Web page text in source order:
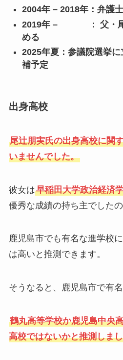
2004年 – 2018年：弁護
2019年 – ： 父・尾
める
2025年夏：参議院選挙
補予定
出身高校
尾辻朋実氏の出身高校に関
いませんでした。
彼女は早稲田大学政治経済
優秀な成績の持ち主でした
鹿児島市でも有名な進学校
は高いと推測できます。
そうなると、鹿児島市で有
鶴丸高等学校か鹿児島中央
高校ではないかと推測しま